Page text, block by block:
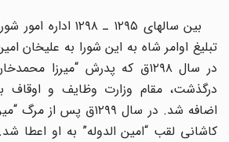
بین سال­های ۱۲۹۵ ـ ۱۲۹۸
تبلیغ اوامر شاه به این شورا به علیخان
در سال ۱۲۹۸ق که پدرش “میرزا
درگذشت، مقام وزارت وظایف و اوقاف
اضافه شد. در سال ۱۲۹۹ق پس از
کاشانی لقب “امین­ الدوله” به او اعطا شد.